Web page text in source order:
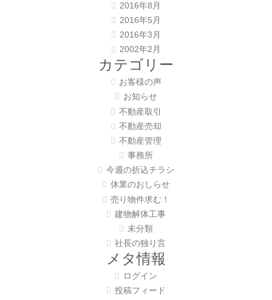
2016年8月
2016年5月
2016年3月
2002年2月
カテゴリー
お客様の声
お知らせ
不動産取引
不動産売却
不動産管理
事務所
今週の折込チラシ
休業のおしらせ
売り物件求む！
建物解体工事
未分類
社長の独り言
メタ情報
ログイン
投稿フィード